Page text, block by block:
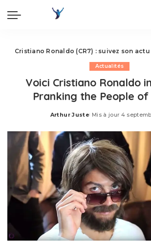
Cristiano Ronaldo (CR7) : suivez son actu
Actualités
Voici Cristiano Ronaldo
Pranking the People
Posted
Arthur Juste Mis à jour 4